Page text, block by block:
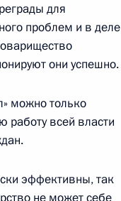
для
проблем и в деле
они успешно.
можно только
работу всей власти
эффективны, так